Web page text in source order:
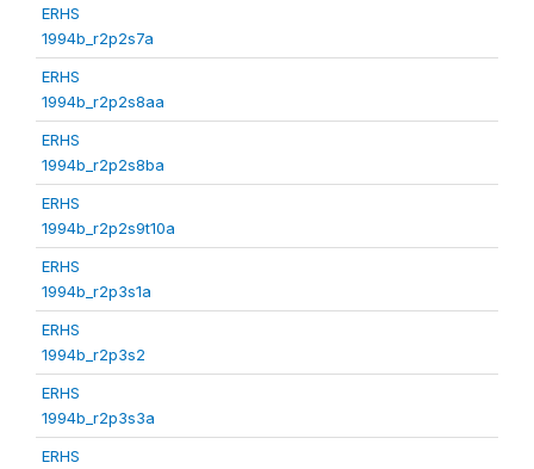
ERHS
1994b_r2p2s7a
ERHS
1994b_r2p2s8aa
ERHS
1994b_r2p2s8ba
ERHS
1994b_r2p2s9t10a
ERHS
1994b_r2p3s1a
ERHS
1994b_r2p3s2
ERHS
1994b_r2p3s3a
ERHS